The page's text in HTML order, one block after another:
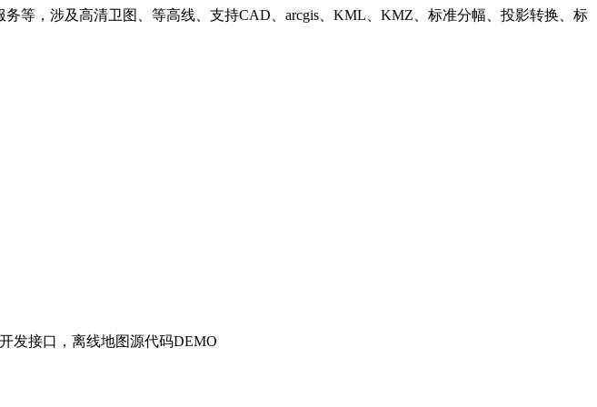
等，涉及高清卫图、等高线、支持CAD、arcgis、KML、KMZ、标准分幅、投影转换、标
发接口，离线地图源代码DEMO